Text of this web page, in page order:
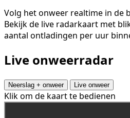
Volg het onweer realtime in de
Bekijk de live radarkaart met
aantal ontladingen per uur
Live onweerradar
Neerslag + onweer Live onweer
Klik om de kaart te bedienen